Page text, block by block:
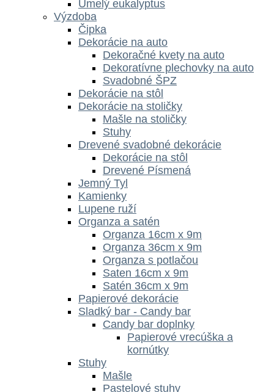
Umelý eukalyptus
Výzdoba
Čipka
Dekorácie na auto
Dekoračné kvety na auto
Dekoratívne plechovky na auto
Svadobné ŠPZ
Dekorácie na stôl
Dekorácie na stoličky
Mašle na stoličky
Stuhy
Drevené svadobné dekorácie
Dekorácie na stôl
Drevené Písmená
Jemný Tyl
Kamienky
Lupene ruží
Organza a satén
Organza 16cm x 9m
Organza 36cm x 9m
Organza s potlačou
Saten 16cm x 9m
Satén 36cm x 9m
Papierové dekorácie
Sladký bar - Candy bar
Candy bar doplnky
Papierové vrecúška a
kornútky
Stuhy
Mašle
Pastelové stuhy